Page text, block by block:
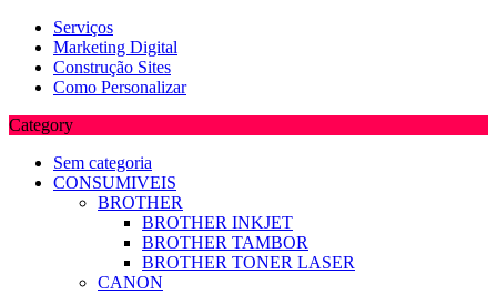
Serviços
Marketing Digital
Construção Sites
Como Personalizar
Category
Sem categoria
CONSUMIVEIS
BROTHER
BROTHER INKJET
BROTHER TAMBOR
BROTHER TONER LASER
CANON